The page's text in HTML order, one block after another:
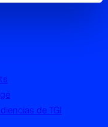
de TGI